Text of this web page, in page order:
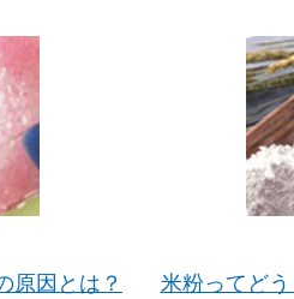
原因とは？
米粉ってど